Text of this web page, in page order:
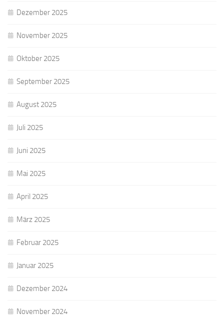
Dezember 2025
November 2025
Oktober 2025
September 2025
August 2025
Juli 2025
Juni 2025
Mai 2025
April 2025
März 2025
Februar 2025
Januar 2025
Dezember 2024
November 2024